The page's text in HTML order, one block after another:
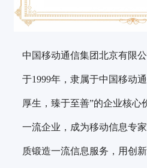
中国移动通信集团北京有限
于1999年，隶属于中国移动
厚生，臻于至善”的企业核心
一流企业，成为移动信息专
质锻造一流信息服务，用创